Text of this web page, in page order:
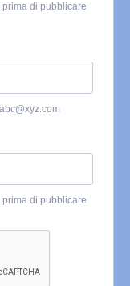
di pubblicare
abc@xyz.com
di pubblicare